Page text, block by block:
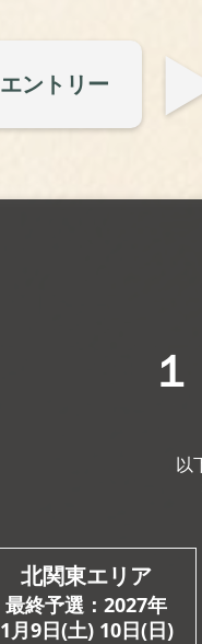
エントリー
以
北関東エリア
最終予選：2027年
1月9日(土) 10日(日)